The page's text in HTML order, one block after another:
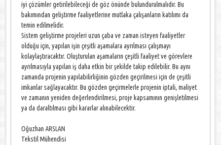
iyi çözümler getirilebileceği de göz önünde bulundurulmalıdır. Bu
bakımından geliştirme faaliyetlerine mutlaka çalışanların katılımı da
temin edilmelidir.
Sistem geliştirme projeleri uzun çaba ve zaman isteyen faaliyetler
olduğu için, yapılan işin çeşitli aşamalara ayrılması çalışmayı
kolaylaştıracaktır. Oluşturulan aşamaların çeşitli faaliyet ve görevlere
ayrılmasıyla yapılan iş daha etkin bir şekilde takip edilebilir. Bu aynı
zamanda projenin yapılabilirliğinin gözden geçirilmesi için de çeşitli
imkanlar sağlayacaktır. Bu gözden geçirmelerle projenin iptali, maliyet
ve zamanın yeniden değerlendirilmesi, proje kapsamının genişletilmesi
ya da daraltılması gibi kararlar alınabilecektir.
Oğuzhan ARSLAN
Tekstil Mühendisi